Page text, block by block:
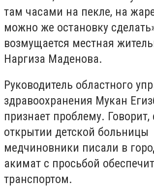
там часами на пекле, на
можно же остановку
возмущается местная
Наргиза Маденова.
Руководитель областного
здравоохранения Мукан
признает проблему.
открытии детской больницы
медчиновники писали в
акимат с просьбой
транспортом.